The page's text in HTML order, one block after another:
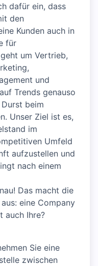
dafür ein, dass
den
Kunden auch in
für
um Vertrieb,
und
Trends genauso
beim
Unser Ziel ist es,
im
Umfeld
aufzustellen und
nach einem
Das macht die
eine Company
auch Ihre?
Sie eine
zwischen